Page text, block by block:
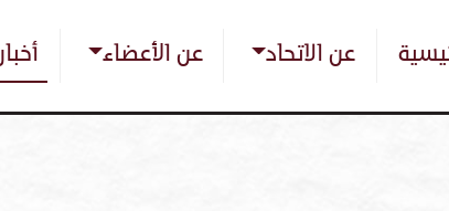
المحتوى
Main
عن الاتحاد عن الأعضاء أخبار